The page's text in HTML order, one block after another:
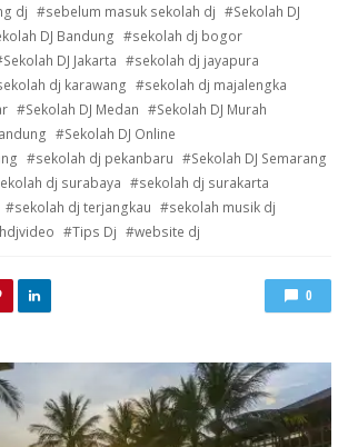
dj
sebelum masuk sekolah dj
Sekolah DJ
DJ Bandung
sekolah dj bogor
Sekolah DJ Jakarta
sekolah dj jayapura
dj karawang
sekolah dj majalengka
Sekolah DJ Medan
Sekolah DJ Murah
Sekolah DJ Online
sekolah dj pekanbaru
Sekolah DJ Semarang
dj surabaya
sekolah dj surakarta
sekolah dj terjangkau
sekolah musik dj
Tips Dj website dj
0